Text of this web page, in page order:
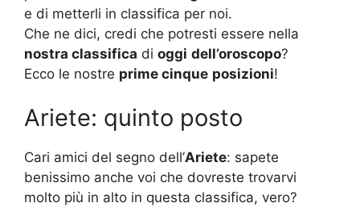
e di metterli in classifica per noi.
Che ne dici, credi che potresti essere nella
nostra classifica di oggi dell’oroscopo?
Ecco le nostre prime cinque posizioni!
Ariete: quinto posto
Cari amici del segno dell’Ariete: sapete
benissimo anche voi che dovreste trovarvi
molto più in alto in questa classifica, vero?